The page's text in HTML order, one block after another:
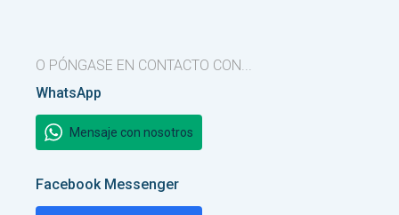
O PÓNGASE EN CONTACTO CON...
WhatsApp
Mensaje con nosotros
Facebook Messenger